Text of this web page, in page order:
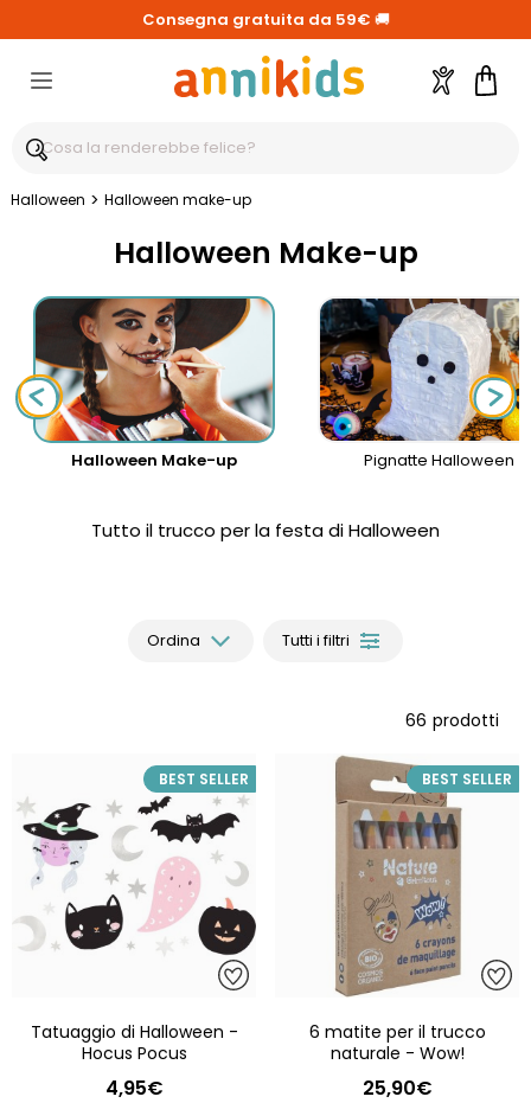
Consegna gratuita da 59€ 🚚
Account
Halloween > Halloween make-up
Halloween Make-up
Halloween Make-up Pignatte Halloween
Tutto il trucco per la festa di Halloween
Ordina Tutti i filtri
66 prodotti
BEST SELLER
Tatuaggio di Halloween -
Hocus Pocus
4,95€
BEST SELLER
6 matite per il trucco
naturale - Wow!
25,90€